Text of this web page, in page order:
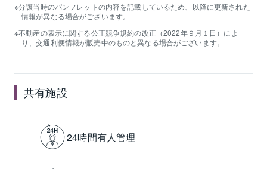
分譲当時のパンフレットの内容を記載しているため、以降に更新された
情報が異なる場合がございます。
不動産の表示に関する公正競争規約の改正（2022年９月１日）によ
り、交通利便情報が販売中のものと異なる場合がございます。
共有施設
24時間有人管理